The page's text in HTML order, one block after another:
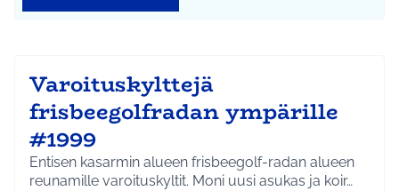
Varoituskylttejä
frisbeegolfradan ympärille
#1999
Entisen kasarmin alueen frisbeegolf-radan alueen
reunamille varoituskyltit. Moni uusi asukas ja koir…